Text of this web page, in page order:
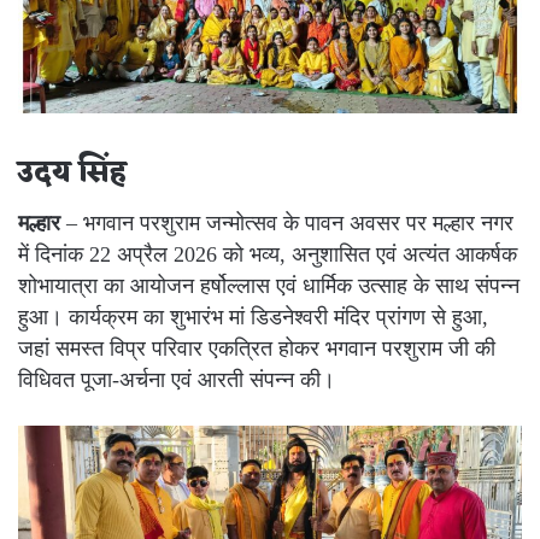
उदय सिंह
मल्हार– भगवान परशुराम जन्मोत्सव के पावन अवसर पर मल्हार नगर
में दिनांक 22 अप्रैल 2026 को भव्य, अनुशासित एवं अत्यंत आकर्षक
शोभायात्रा का आयोजन हर्षोल्लास एवं धार्मिक उत्साह के साथ संपन्न
हुआ। कार्यक्रम का शुभारंभ मां डिडनेश्वरी मंदिर प्रांगण से हुआ,
जहां समस्त विप्र परिवार एकत्रित होकर भगवान परशुराम जी की
विधिवत पूजा-अर्चना एवं आरती संपन्न की।